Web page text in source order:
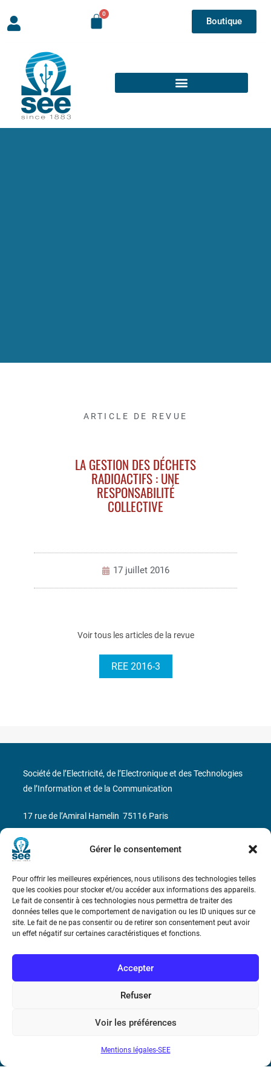
Gérer le consentement
Pour offrir les meilleures expériences, nous utilisons des technologies telles
que les cookies pour stocker et/ou accéder aux informations des appareils.
Le fait de consentir à ces technologies nous permettra de traiter des
données telles que le comportement de navigation ou les ID uniques sur ce
site. Le fait de ne pas consentir ou de retirer son consentement peut avoir
un effet négatif sur certaines caractéristiques et fonctions.
Accepter
Refuser
Voir les préférences
Mentions légales-SEE
Boutique
ARTICLE DE REVUE
LA GESTION DES DÉCHETS
RADIOACTIFS : UNE
RESPONSABILITÉ
COLLECTIVE
17 juillet 2016
Voir tous les articles de la revue
REE 2016-3
Bicentenaire des découvertes d’André-
Marie Ampère
Conditions Générales de Vente
Mentions légales
Société de l’Electricité, de l’Electronique et des Technologies
de l’Information et de la Communication
17 rue de l’Amiral Hamelin 75116 Paris
Métro : « Boissière » Ligne 6 et « Iéna » Ligne 9
N° de SIREN : 785 393 232, Code APE : 9412Z TVA intra-
communautaire : FR44 785 393 232